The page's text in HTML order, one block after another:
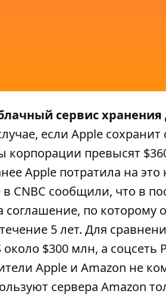
сервис
если Apple
корпорации превысят
Apple потратила на
в CNBC сообщили, что в
по которому
5 лет. Для
около $300 млн, а
Apple и Amazon не
сервера Amazon